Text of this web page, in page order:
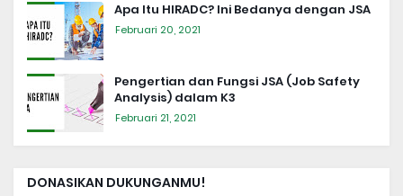
Apa Itu HIRADC? Ini Bedanya dengan JSA
Februari 20, 2021
Pengertian dan Fungsi JSA (Job Safety
Analysis) dalam K3
Februari 21, 2021
DONASIKAN DUKUNGANMU!